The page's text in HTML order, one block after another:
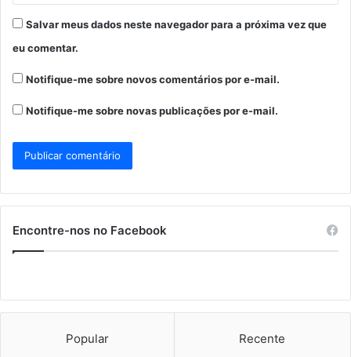
Salvar meus dados neste navegador para a próxima vez que
eu comentar.
Notifique-me sobre novos comentários por e-mail.
Notifique-me sobre novas publicações por e-mail.
Encontre-nos no Facebook
Popular Recente